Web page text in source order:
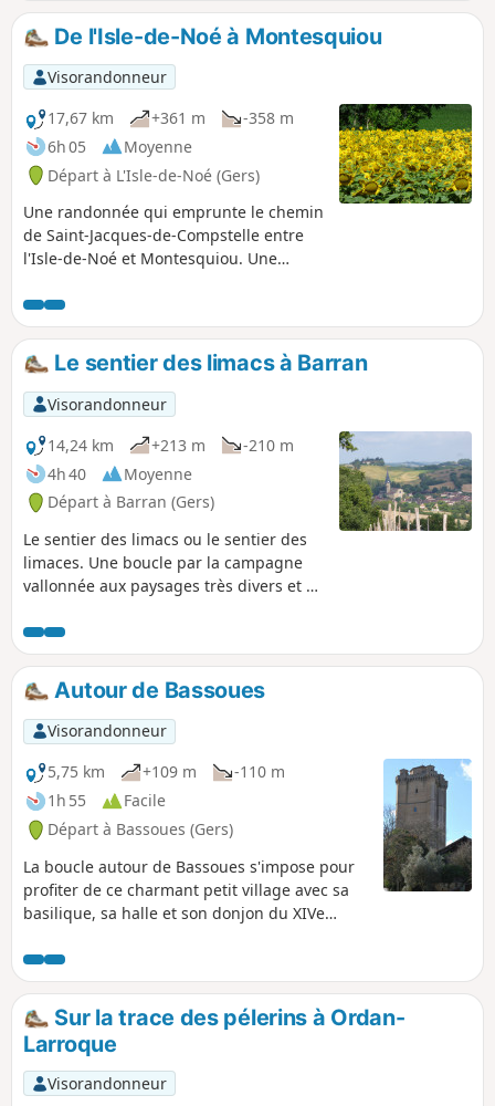
De l'Isle-de-Noé à Montesquiou
Visorandonneur
17,67 km
+361 m
-358 m
6h 05
Moyenne
Départ à L'Isle-de-Noé (Gers)
Une randonnée qui emprunte le chemin
de Saint-Jacques-de-Compstelle entre
l'Isle-de-Noé et Montesquiou. Une
avec une boucle par le Lac du Lizet,
alternant ombre et lumière, très
appréciée par temps chaud.
Le sentier des limacs à Barran
Visorandonneur
14,24 km
+213 m
-210 m
4h 40
Moyenne
Départ à Barran (Gers)
Le sentier des limacs ou le sentier des
limaces. Une boucle par la campagne
vallonnée aux paysages très divers et de
par temps clair. La randonnée se
déroule pour moitié sur des chemins
goudronnés avec très peu de
circulation.
Autour de Bassoues
Visorandonneur
5,75 km
+109 m
-110 m
1h 55
Facile
Départ à Bassoues (Gers)
La boucle autour de Bassoues s'impose pour
profiter de ce charmant petit village avec sa
basilique, sa halle et son donjon du XIVe
de Saint-Fris situé en contrebas du village, en
vous offrant au départ un beau panorama sur
le lac et le village.
Sur la trace des pélerins à Ordan-
Larroque
Visorandonneur